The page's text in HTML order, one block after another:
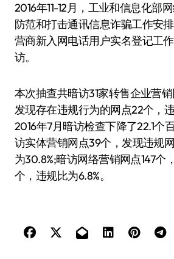
2016年11-12月，工业和信息化部
防范和打击通讯信息诈骗工作安
营商新入网电话用户实名登记工
访。
本次抽查共暗访31家转售企业营销
发现存在违规行为的网点22个，违
2016年7月暗访检查下降了22.1个
访实体营销网点39个，发现违规
为30.8%;暗访网络营销网点147个
个，违规比为6.8%。